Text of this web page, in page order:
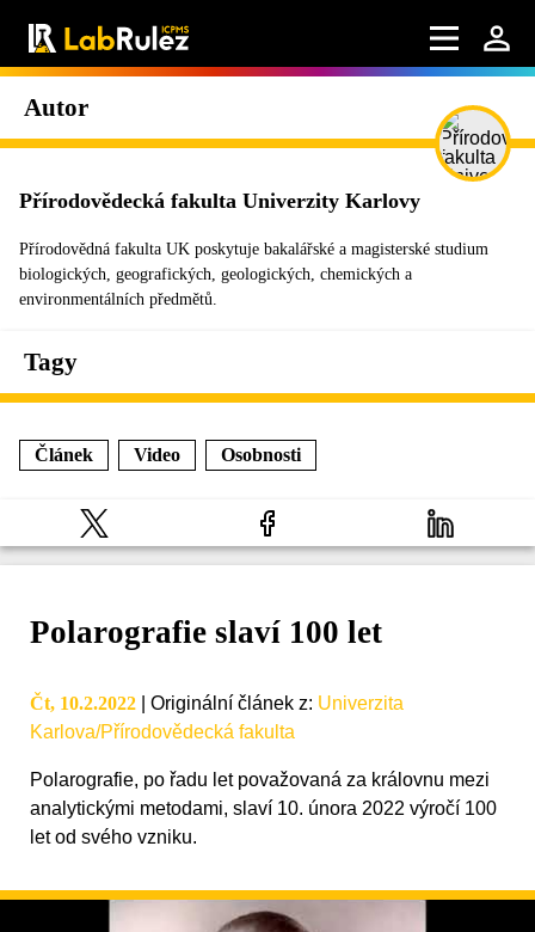
Autor
Přírodovědecká fakulta Univerzity Karlovy
Přírodovědná fakulta UK poskytuje bakalářské a magisterské studium
biologických, geografických, geologických, chemických a
environmentálních předmětů.
Tagy
Článek Video Osobnosti
Polarografie slaví 100 let
Čt, 10.2.2022 Originální článek z: Univerzita
Karlova/Přírodovědecká fakulta
Polarografie, po řadu let považovaná za královnu mezi
analytickými metodami, slaví 10. února 2022 výročí 100
let od svého vzniku.